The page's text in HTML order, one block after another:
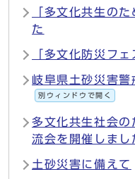
「多文化共生の
た
「多文化防災フ
岐阜県土砂災害警
別ウィンドウで開く
多文化共生社会の
流会を開催しまし
土砂災害に備えて